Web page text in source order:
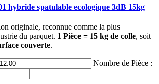
hybride spatulable ecologique 3dB 15kg
originale, reconnue comme la plus
du parquet. 1 Pièce = 15 kg de colle, soit
couverte.
Nombre de Pièce :